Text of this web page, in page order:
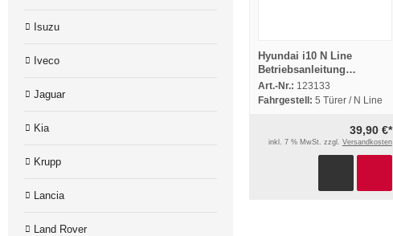
Hyundai i10 N Line
Betriebsanleitung
Bedienungsanleitung
Bordbuch 4/2023 Deutsch
Art.-Nr.: 123133
Fahrgestell: 5 Türer / N Line
39,90 €*
inkl. 7 % MwSt. zzgl. Versandkosten
Isuzu
Iveco
Jaguar
Kia
Krupp
Lancia
Land Rover